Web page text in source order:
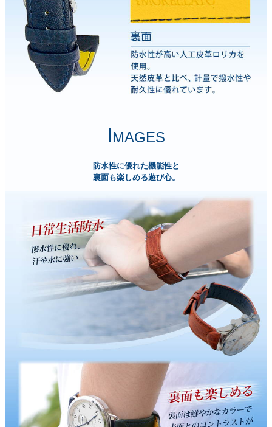
IMAGES
防水性に優れた機能性と
裏面も楽しめる遊び心。